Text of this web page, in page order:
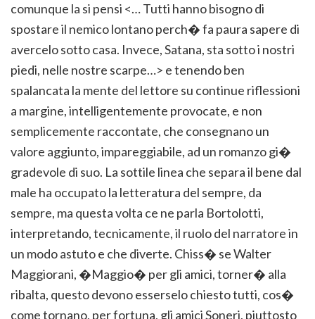
comunque la si pensi <… Tutti hanno bisogno di
spostare il nemico lontano perch� fa paura sapere di
avercelo sotto casa. Invece, Satana, sta sotto i nostri
piedi, nelle nostre scarpe…> e tenendo ben
spalancata la mente del lettore su continue riflessioni
a margine, intelligentemente provocate, e non
semplicemente raccontate, che consegnano un
valore aggiunto, impareggiabile, ad un romanzo gi�
gradevole di suo. La sottile linea che separa il bene dal
male ha occupato la letteratura del sempre, da
sempre, ma questa volta ce ne parla Bortolotti,
interpretando, tecnicamente, il ruolo del narratore in
un modo astuto e che diverte. Chiss� se Walter
Maggiorani, �Maggio� per gli amici, torner� alla
ribalta, questo devono esserselo chiesto tutti, cos�
come tornano, per fortuna, gli amici Soneri, piuttosto